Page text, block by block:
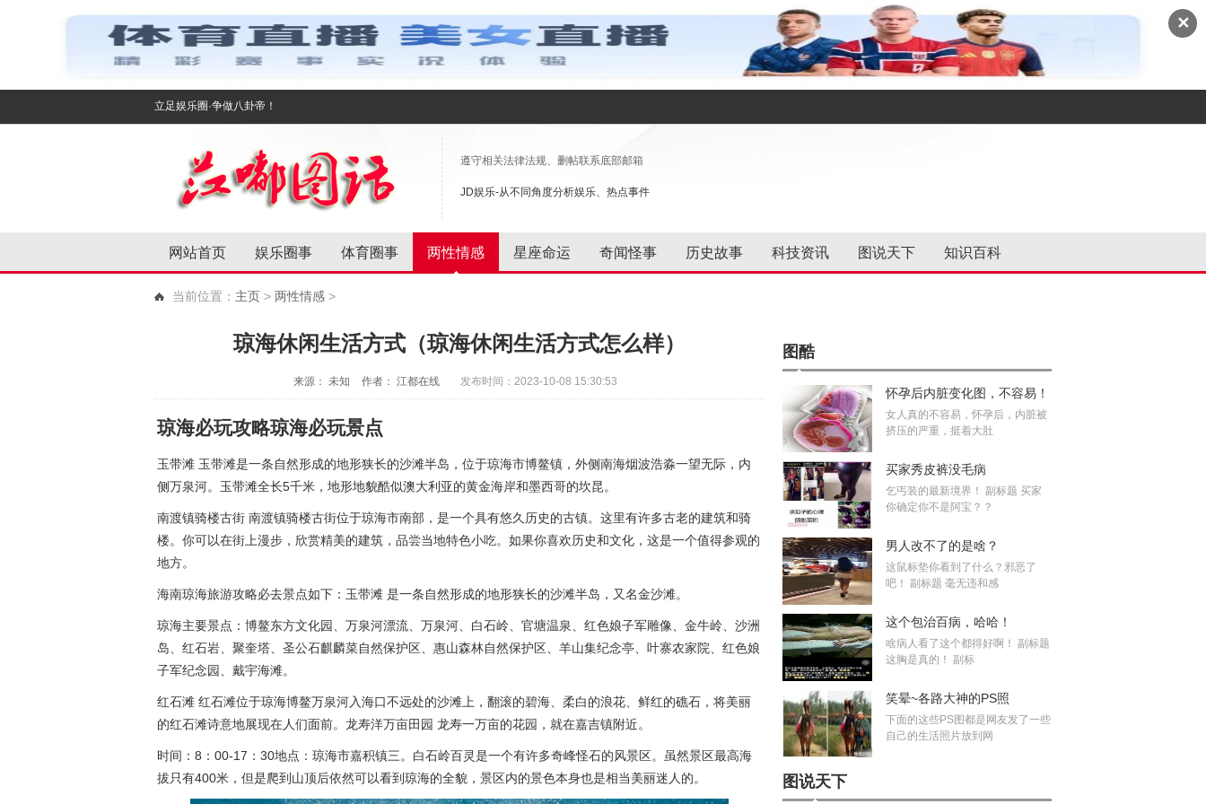
✕
立足娱乐圈·争做八卦帝！
遵守相关法律法规、删帖联系底部邮箱
JD娱乐-从不同角度分析娱乐、热点事件
网站首页 娱乐圈事 体育圈事 两性情感 星座命运 奇闻怪事 历史故事 科技资讯 图说天下 知识百科
当前位置： 主页 > 两性情感 >
琼海休闲生活方式（琼海休闲生活方式怎么样）
来源： 未知 作者： 江都在线 发布时间：2023-10-08 15:30:53
琼海必玩攻略琼海必玩景点
玉带滩 玉带滩是一条自然形成的地形狭长的沙滩半岛，位于琼海市博鳌镇，外侧南海烟波浩淼一望无际，内
侧万泉河。玉带滩全长5千米，地形地貌酷似澳大利亚的黄金海岸和墨西哥的坎昆。
南渡镇骑楼古街 南渡镇骑楼古街位于琼海市南部，是一个具有悠久历史的古镇。这里有许多古老的建筑和骑
楼。你可以在街上漫步，欣赏精美的建筑，品尝当地特色小吃。如果你喜欢历史和文化，这是一个值得参观的
地方。
海南琼海旅游攻略必去景点如下：玉带滩 是一条自然形成的地形狭长的沙滩半岛，又名金沙滩。
琼海主要景点：博鳌东方文化园、万泉河漂流、万泉河、白石岭、官塘温泉、红色娘子军雕像、金牛岭、沙洲
岛、红石岩、聚奎塔、圣公石麒麟菜自然保护区、惠山森林自然保护区、羊山集纪念亭、叶寨农家院、红色娘
子军纪念园、戴宇海滩。
红石滩 红石滩位于琼海博鳌万泉河入海口不远处的沙滩上，翻滚的碧海、柔白的浪花、鲜红的礁石，将美丽
的红石滩诗意地展现在人们面前。龙寿洋万亩田园 龙寿一万亩的花园，就在嘉吉镇附近。
时间：8：00-17：30地点：琼海市嘉积镇三。白石岭百灵是一个有许多奇峰怪石的风景区。虽然景区最高海
拔只有400米，但是爬到山顶后依然可以看到琼海的全貌，景区内的景色本身也是相当美丽迷人的。
图酷
怀孕后内脏变化图，不容易！
女人真的不容易，怀孕后，内脏被
挤压的严重，挺着大肚
买家秀皮裤没毛病
乞丐装的最新境界！ 副标题 买家
你确定你不是阿宝？？
男人改不了的是啥？
这鼠标垫你看到了什么？邪恶了
吧！ 副标题 毫无违和感
这个包治百病，哈哈！
啥病人看了这个都得好啊！ 副标题
这胸是真的！ 副标
笑晕~各路大神的PS照
下面的这些PS图都是网友发了一些
自己的生活照片放到网
图说天下